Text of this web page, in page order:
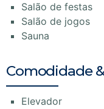
Salão de festas
Salão de jogos
Sauna
Comodidade
Elevador